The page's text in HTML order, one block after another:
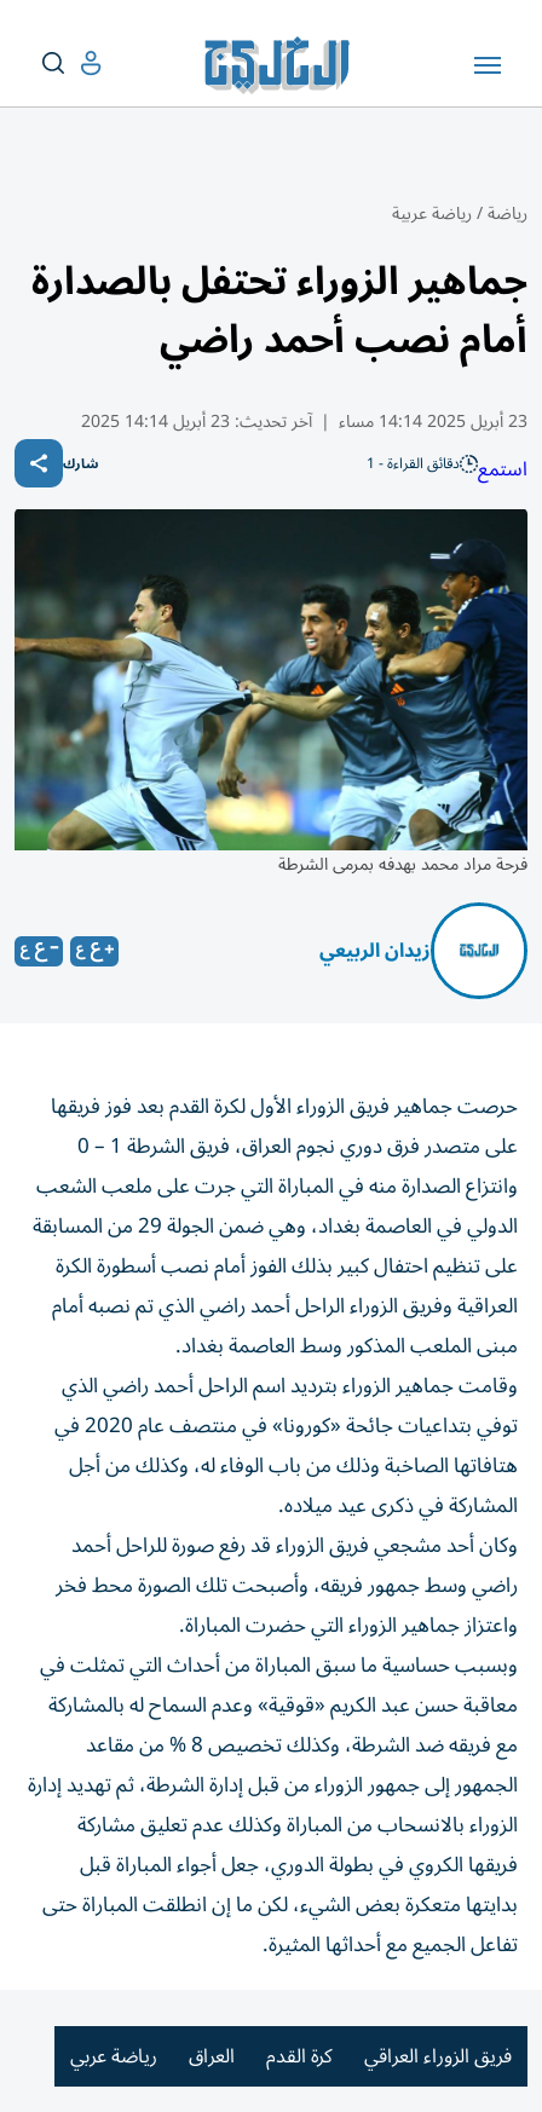
رياضة/رياضة عربية
جماهير الزوراء تحتفل بالصدارة
أمام نصب أحمد راضي
23 أبريل 2025 14:14 مساء | آخر تحديث: 23 أبريل 14:14 2025
استمع دقائق القراءة - 1 شارك
فرحة مراد محمد بهدفه بمرمى الشرطة
زيدان الربيعي
حرصت جماهير فريق الزوراء الأول لكرة القدم بعد فوز فريقها
على متصدر فرق دوري نجوم العراق، فريق الشرطة 1 – 0
وانتزاع الصدارة منه في المباراة التي جرت على ملعب الشعب
الدولي في العاصمة بغداد، وهي ضمن الجولة 29 من المسابقة
على تنظيم احتفال كبير بذلك الفوز أمام نصب أسطورة الكرة
العراقية وفريق الزوراء الراحل أحمد راضي الذي تم نصبه أمام
مبنى الملعب المذكور وسط العاصمة بغداد.
وقامت جماهير الزوراء بترديد اسم الراحل أحمد راضي الذي
توفي بتداعيات جائحة «كورونا» في منتصف عام 2020 في
هتافاتها الصاخبة وذلك من باب الوفاء له، وكذلك من أجل
المشاركة في ذكرى عيد ميلاده.
وكان أحد مشجعي فريق الزوراء قد رفع صورة للراحل أحمد
راضي وسط جمهور فريقه، وأصبحت تلك الصورة محط فخر
واعتزاز جماهير الزوراء التي حضرت المباراة.
وبسبب حساسية ما سبق المباراة من أحداث التي تمثلت في
معاقبة حسن عبد الكريم «قوقية» وعدم السماح له بالمشاركة
مع فريقه ضد الشرطة، وكذلك تخصيص 8 % من مقاعد
الجمهور إلى جمهور الزوراء من قبل إدارة الشرطة، ثم تهديد إدارة
الزوراء بالانسحاب من المباراة وكذلك عدم تعليق مشاركة
فريقها الكروي في بطولة الدوري، جعل أجواء المباراة قبل
بدايتها متعكرة بعض الشيء، لكن ما إن انطلقت المباراة حتى
تفاعل الجميع مع أحداثها المثيرة.
فريق الزوراء العراقي كرة القدم العراق رياضة عربي